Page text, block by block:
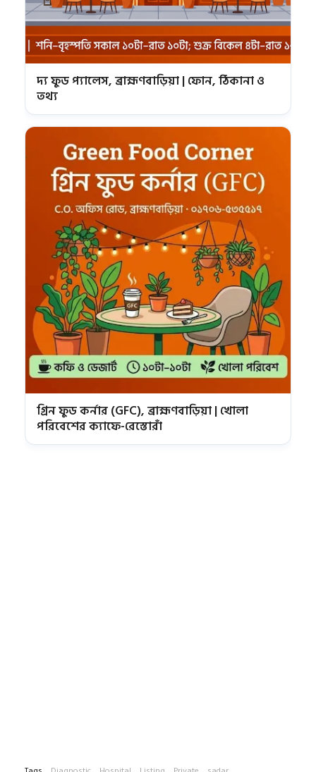
দ্য ফুড প্যালেস, ব্রাহ্মণবাড়িয়া | ফোন, ঠিকানা ও
তথ্য
গ্রিন ফুড কর্নার (GFC), ব্রাহ্মণবাড়িয়া | খোলা
পরিবেশের ক্যাফে-রেস্তোরাঁ